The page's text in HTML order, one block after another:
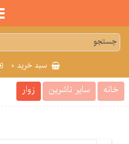
سبد خرید 0
خانه سایر ناشرین زوار